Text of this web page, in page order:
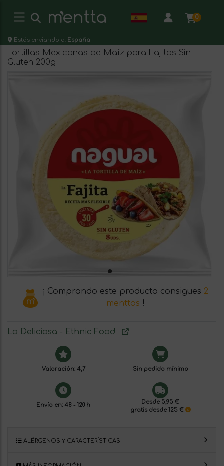
0
Estás enviando a: España
Tortillas Mexicanas de Maíz para Fajitas Sin
Gluten 200g
¡ Comprando este producto consigues 2
menttos !
La Deliciosa - Ethnic Food
Valoración: 4,7 Sin pedido mínimo
Envío en: 48 - 120 h
Desde 5,95 €
gratis desde 125 €
ALÉRGENOS Y CARACTERÍSTICAS